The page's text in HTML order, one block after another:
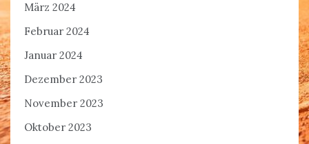
März 2024
Februar 2024
Januar 2024
Dezember 2023
November 2023
Oktober 2023